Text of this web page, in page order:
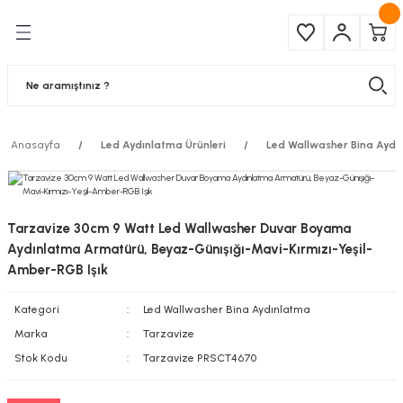
Anasayfa Led Aydınlatma Ürünleri Led Wallwasher Bina
Tarzavize 30cm 9 Watt Led Wallwasher Duvar Boyama
Aydınlatma Armatürü, Beyaz-Günışığı-Mavi-Kırmızı-Yeşil-
Amber-RGB Işık
Kategori
Led Wallwasher Bina Aydınlatma
Marka
Tarzavize
Stok Kodu
Tarzavize PRSCT4670